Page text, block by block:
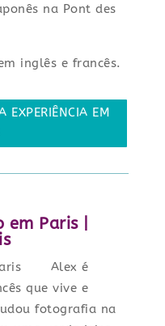
na Pont des
inglês e francês.
EXPERIÊNCIA EM
Paris |
Alex é
que vive e
fotografia na